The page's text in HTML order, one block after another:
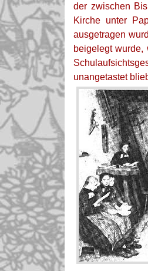
der zwischen
Kirche unter
ausgetragen
beigelegt wurde,
unangetastet